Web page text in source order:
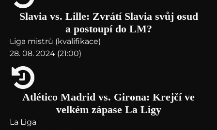
Slavia vs. Lille: Zvrátí Slavia svůj osud
a postoupí do LM?
Liga mistrů (kvalifikace)
28. 08. 2024 (21:00)
Atlético Madrid vs. Girona: Krejčí ve
velkém zápase La Ligy
La Liga